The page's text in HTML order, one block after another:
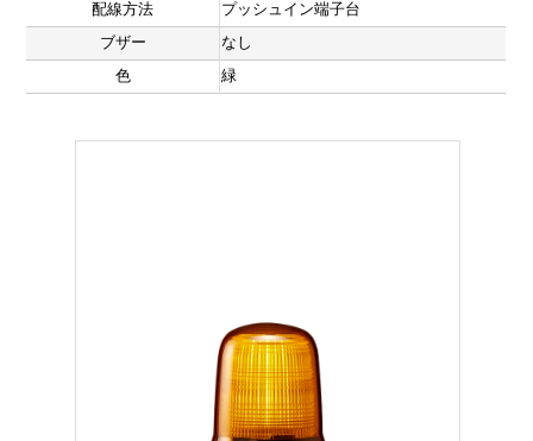
配線方法
プッシュイン端子台
ブザー
なし
色
緑